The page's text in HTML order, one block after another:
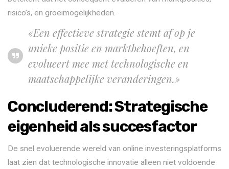
risico’s, en groeimogelijkheden.
«Een effectieve strategie stemt af op je
unieke positie en marktbehoeften, en
evolueert mee met technologische en
maatschappelijke veranderingen.»
Concluderend: Strategische
eigenheid als succesfactor
De snel evoluerende wereld van online investeringsplatforms
laat zien dat technologische innovatie alleen niet voldoende